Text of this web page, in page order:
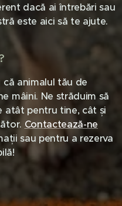
dacă ai întrebări sau
este aici să te ajute.
animalul tău de
mâini. Ne străduim să
atât pentru tine, cât și
Contactează-ne
sau pentru a rezerva